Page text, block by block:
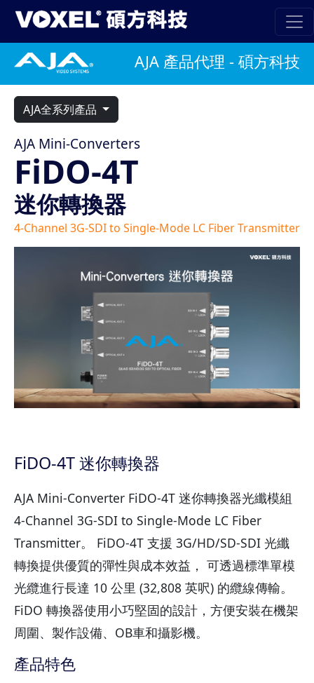
AJA 產品代理 - 碩方科技
AJA全系列產品
AJA Mini-Converters
FiDO-4T
迷你轉換器
4-Channel 3G-SDI to Single-Mode LC Fiber Transmitter
FiDO-4T 迷你轉換器
AJA Mini-Converter FiDO-4T 迷你轉換器光纖模組
4-Channel 3G-SDI to Single-Mode LC Fiber
Transmitter。 FiDO-4T 支援 3G/HD/SD-SDI 光纖
轉換提供優質的彈性與成本效益， 可透過標準單模
光纜進行長達 10 公里 (32,808 英呎) 的纜線傳輸。
FiDO 轉換器使用小巧堅固的設計，方便安裝在機架
周圍、製作設備、OB車和攝影機。
產品特色